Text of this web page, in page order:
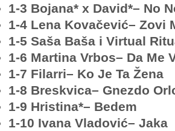
1-3 Bojana* x David*– No
1-4 Lena Kovačević– Zovi
1-5 Saša Baša i Virtual
1-6 Martina Vrbos– Da Me
1-7 Filarri– Ko Je Ta Žena
1-8 Breskvica– Gnezdo
1-9 Hristina*– Bedem
1-10 Ivana Vladović– Jaka